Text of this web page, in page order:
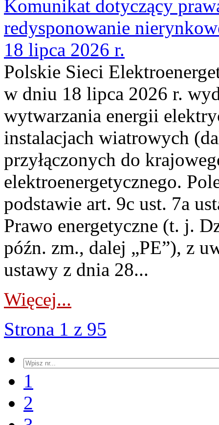
Komunikat dotyczący
redysponowanie
18 lipca 2026 r.
Polskie Sieci
w dniu 18 lipca 2026 r.
wytwarzania energii
instalacjach wiatrowych
przyłączonych do
elektroenergetycznego.
podstawie art. 9c ust. 7a
Prawo energetyczne (t. j.
późn. zm., dalej „PE”), z
ustawy z dnia 28...
Więcej...
Strona 1 z 95
1
2